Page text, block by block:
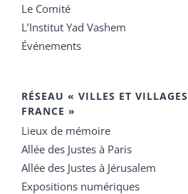
Le Comité
L’Institut Yad Vashem
Événements
RÉSEAU « VILLES ET
FRANCE »
Lieux de mémoire
Allée des Justes à Paris
Allée des Justes à Jérusalem
Expositions numériques